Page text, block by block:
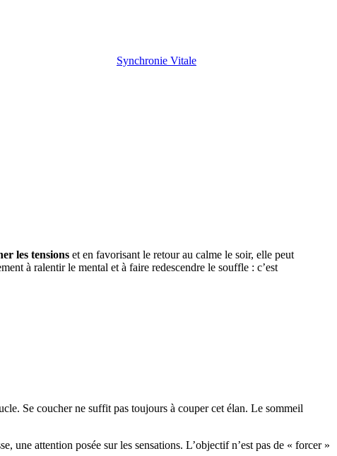
Synchronie Vitale
les tensions et en favorisant le retour au calme le soir, elle peut
à ralentir le mental et à faire redescendre le souffle : c’est
Se coucher ne suffit pas toujours à couper cet élan. Le sommeil
une attention posée sur les sensations. L’objectif n’est pas de « forcer »